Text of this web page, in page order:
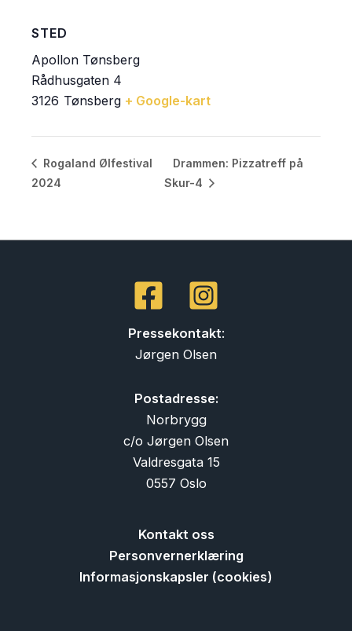
STED
Apollon Tønsberg
Rådhusgaten 4
Tønsberg
3126 + Google-kart
Rogaland Ølfestival
2024
Drammen: Pizzatreff på
Skur-4
Pressekontakt:
Jørgen Olsen
Postadresse:
Norbrygg
c/o Jørgen Olsen
Valdresgata 15
0557 Oslo
Kontakt oss
Personvernerklæring
Informasjonskapsler (cookies)